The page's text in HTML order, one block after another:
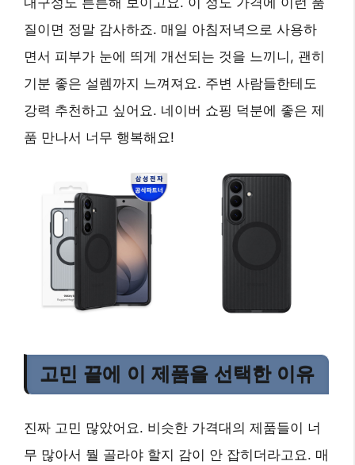
질이면 정말 감사하죠. 매일 아침저녁으로 사용하
면서 피부가 눈에 띄게 개선되는 것을 느끼니, 괜히
기분 좋은 설렘까지 느껴져요. 주변 사람들한테도
강력 추천하고 싶어요. 네이버 쇼핑 덕분에 좋은 제
품 만나서 너무 행복해요!
고민 끝에 이 제품을 선택한 이유
진짜 고민 많았어요. 비슷한 가격대의 제품들이 너
무 많아서 뭘 골라야 할지 감이 안 잡히더라고요. 매